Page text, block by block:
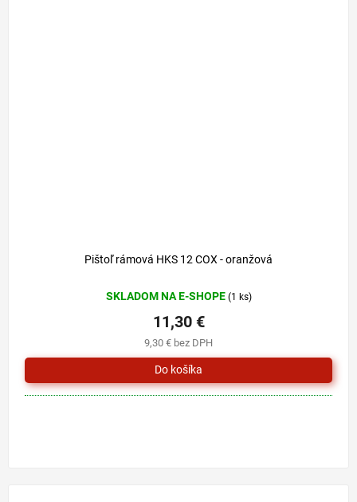
Pištoľ rámová HKS 12 COX - oranžová
SKLADOM NA E-SHOPE (1 ks)
9,30 € bez DPH
11,30 €